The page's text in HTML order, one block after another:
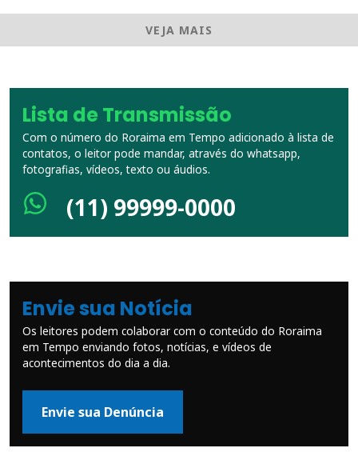
VEJA MAIS
Lista de Transmissão
Com o número do Roraima em Tempo adicionado à lista de
contatos, o leitor pode mandar, através do whatsapp,
fotografias, vídeos, texto ou áudios.
(11) 99999-0000
Envie sua Notícia
Os leitores podem colaborar com o conteúdo do Roraima
em Tempo enviando fotos, notícias, e vídeos de
acontecimentos do dia a dia.
Envie sua Denúncia